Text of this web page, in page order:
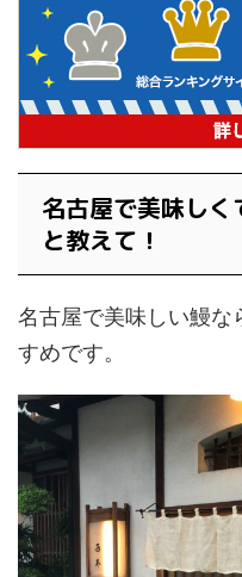
名古屋で美味しく
と教えて！
名古屋で美味しい鰻な
すめです。